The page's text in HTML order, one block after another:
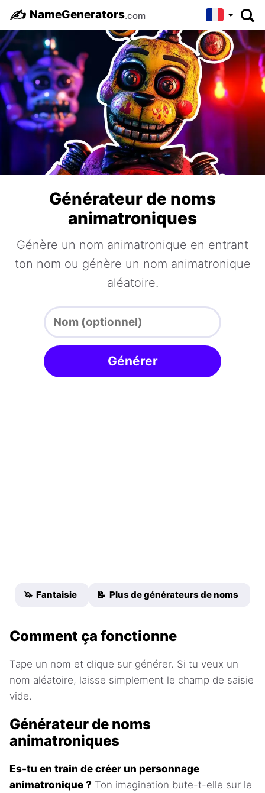
✍️ NameGenerators.com
Générateur de noms
animatroniques
Génère un nom animatronique en entrant
ton nom ou génère un nom animatronique
aléatoire.
Générer
🦄 Fantaisie 📝 Plus de générateurs de noms
Comment ça fonctionne
Tape un nom et clique sur générer. Si tu veux un
nom aléatoire, laisse simplement le champ de saisie
vide.
Générateur de noms
animatroniques
Es-tu en train de créer un personnage
animatronique ? Ton imagination bute-t-elle sur le